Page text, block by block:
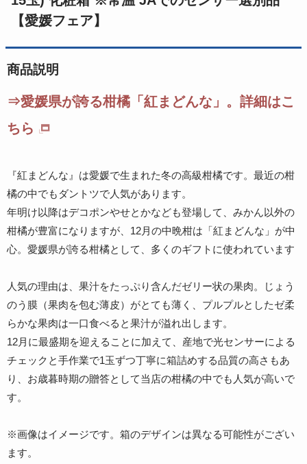
【愛媛フェア】
商品説明
⇒愛媛県が誇る柑橘「紅まどんな」。詳細はこ
ちら
『紅まどんな』は愛媛で生まれた冬の高級柑橘です。最近の柑
橘の中でもダントツで人気があります。
年明け以降はデコポンやせとかなども登場して、みかん以外の
柑橘が豊富になりますが、12月の中晩柑は「紅まどんな」が中
心。愛媛県が誇る柑橘として、多くのギフトに使われています
人気の理由は、果汁をたっぷり含んだゼリー状の果肉。じょう
のう膜（果肉を包む薄皮）がとても薄く、プルプルとしたゼ柔
らかな果肉は一口食べると果汁が溢れ出します。
12月に最盛期を迎えることに加えて、産地で光センサーによる
チェックと手作業で1玉ずつ丁寧に箱詰めする品質の高さもあ
り、お歳暮時期の贈答として当店の柑橘の中でも人気が高いで
す。
※画像はイメージです。箱のデザインは異なる可能性がござい
ます。